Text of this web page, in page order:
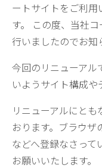
ートサイトをご利用
す。 この度、当社
行いましたのでお知
今回のリニューアル
いようサイト構成や
リニューアルにと
おります。ブラウザ
などへ登録なさって
お願いいたします。